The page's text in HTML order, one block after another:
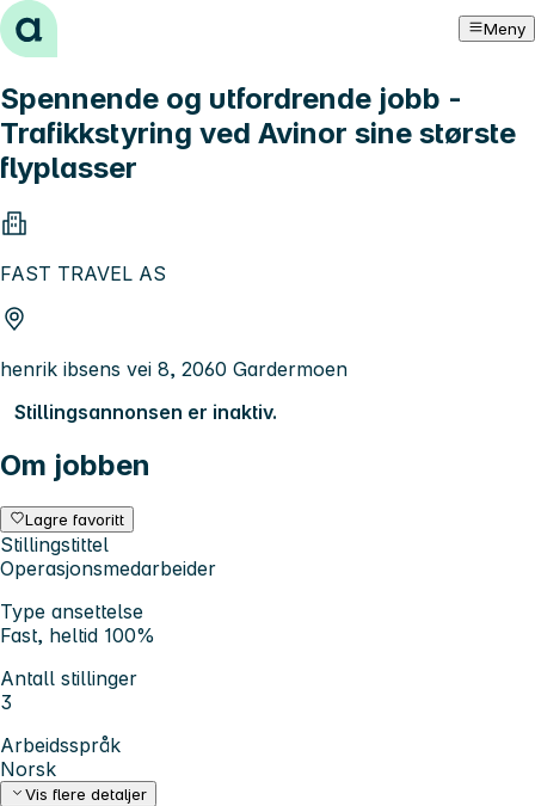
Hopp til innhold Meny
Spennende og utfordrende jobb -
Trafikkstyring ved Avinor sine største
flyplasser
FAST TRAVEL AS
henrik ibsens vei 8, 2060 Gardermoen
Stillingsannonsen er inaktiv.
Om jobben
Lagre favoritt
Stillingstittel
Operasjonsmedarbeider
Type ansettelse
Fast, heltid 100%
Antall stillinger
3
Arbeidsspråk
Norsk
Vis flere detaljer